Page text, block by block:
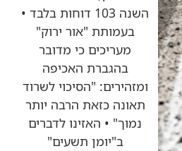
השנה 103 דוחות בלבד •
בעמותת "אור ירוק"
מעריכים כי מדובר
בהגברת האכיפה
ומזהירים: "הסיכוי לשרוד
תאונה כזאת הרבה יותר
נמוך" • האזינו לדברים
ב"יומן תשעים"